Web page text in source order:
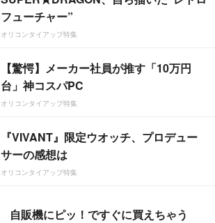
フューチャー”
オリコンタイアップ特集
【驚愕】メーカー社員が推す「10万円
台」神コスパPC
オリコンタイアップ特集
『VIVANT』限定ウオッチ、プロデュー
サーの感想は
オリコンタイアップ特集
自販機にピッ！ですぐに買えちゃう